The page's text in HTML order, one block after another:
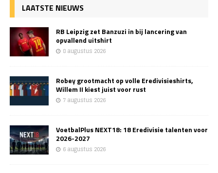
LAATSTE NIEUWS
RB Leipzig zet Banzuzi in bij lancering van
opvallend uitshirt
8 augustus 2026
Robey grootmacht op volle Eredivisieshirts,
Willem II kiest juist voor rust
7 augustus 2026
VoetbalPlus NEXT18: 18 Eredivisie talenten voor
2026-2027
6 augustus 2026